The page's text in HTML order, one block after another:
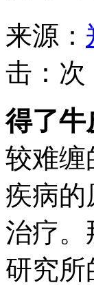
来源：
击： 次
得了牛
较难缠
疾病的
治疗。
研究所